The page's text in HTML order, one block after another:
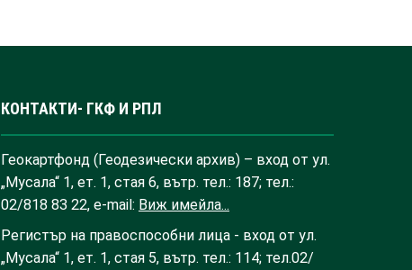
КОНТАКТИ- ГКФ И РПЛ
Геокартфонд (Геодезически архив) – вход от ул.
„Мусала“ 1, ет. 1, стая 6, вътр. тел.: 187; тел.:
02/818 83 22, e-mail: Виж имейла...
Регистър на правоспособни лица - вход от ул.
„Мусала“ 1, ет. 1, стая 5, вътр. тел.: 114; тел.02/